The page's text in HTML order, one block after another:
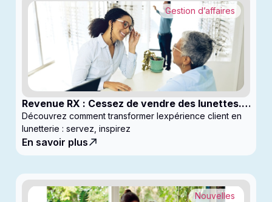
Revenue RX : Cessez de vendre des lunettes.
Commencez à générer des profits
Gestion d’affaires
Découvrez comment transformer lexpérience client en
lunetterie : servez, inspirez
En savoir plus
Nouvelles